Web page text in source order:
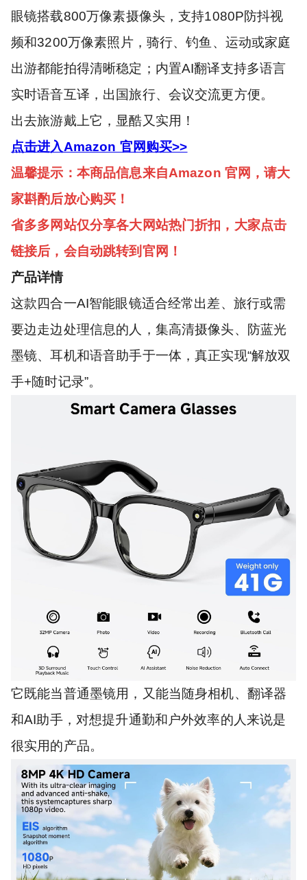
眼镜搭载800万像素摄像头，支持1080P防抖视
频和3200万像素照片，骑行、钓鱼、运动或家庭
出游都能拍得清晰稳定；内置AI翻译支持多语言
实时语音互译，出国旅行、会议交流更方便。
出去旅游戴上它，显酷又实用！
点击进入Amazon 官网购买>>
温馨提示：本商品信息来自Amazon 官网，请大
家斟酌后放心购买！
省多多网站仅分享各大网站热门折扣，大家点击
链接后，会自动跳转到官网！
产品详情
这款四合一AI智能眼镜适合经常出差、旅行或需
要边走边处理信息的人，集高清摄像头、防蓝光
墨镜、耳机和语音助手于一体，真正实现“解放双
手+随时记录”。
它既能当普通墨镜用，又能当随身相机、翻译器
和AI助手，对想提升通勤和户外效率的人来说是
很实用的产品。